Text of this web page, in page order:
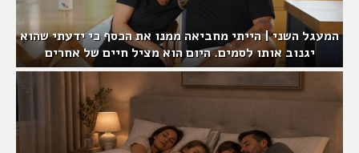
המעגל השני | הייתי מחביאה ממנו את הכסף כי ידעתי שהוא
יגנוב אותו לסמים. היום הוא מציל חיים של אחרים